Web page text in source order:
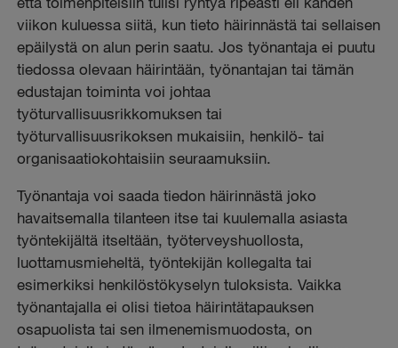
viikon kuluessa siitä, kun tieto häirinnästä tai sellaisen
epäilystä on alun perin saatu. Jos työnantaja ei puutu
tiedossa olevaan häirintään, työnantajan tai tämän
edustajan toiminta voi johtaa
työturvallisuusrikkomuksen tai
työturvallisuusrikoksen mukaisiin, henkilö- tai
organisaatiokohtaisiin seuraamuksiin.
Työnantaja voi saada tiedon häirinnästä joko
havaitsemalla tilanteen itse tai kuulemalla asiasta
työntekijältä itseltään, työterveyshuollosta,
luottamusmieheltä, työntekijän kollegalta tai
esimerkiksi henkilöstökyselyn tuloksista. Vaikka
työnantajalla ei olisi tietoa häirintätapauksen
osapuolista tai sen ilmenemismuodosta, on